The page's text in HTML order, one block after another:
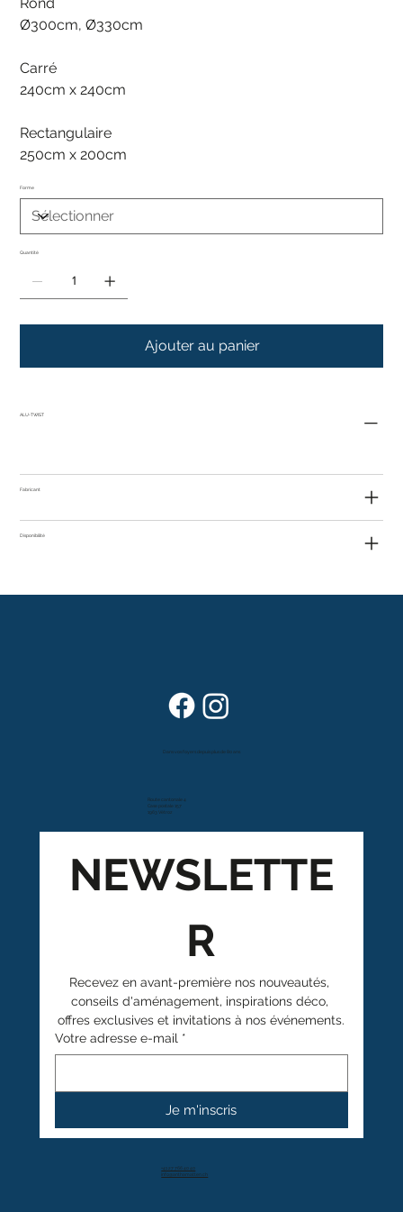
Ø300cm, Ø330cm
Carré
240cm x 240cm
Rectangulaire
250cm x 200cm
Forme
Quantité
Ajouter au panier
ALU-TWIST
Fabricant
Disponibilité
Route cantonale 4
Case postale 157
1963 Vétroz
Dans vos foyers depuis plus de 80 ans
+41 27 766 40 40
info@anthamatten.ch
NEWSLETTE
R
Recevez en avant-première nos nouveautés,
conseils d'aménagement, inspirations déco,
offres exclusives et invitations à nos événements.
Votre adresse e-mail *
Je m'inscris